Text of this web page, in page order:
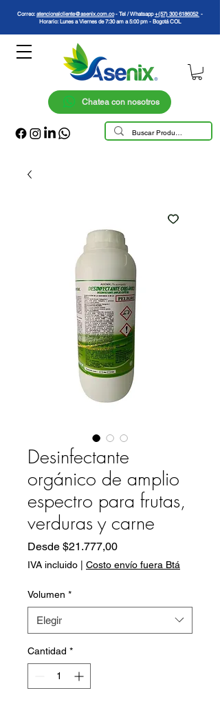
Correo: atencionalcliente@asenix.com.co - Tel / Whatsapp+(57) 300 6186052 -
Horario: Lunes a Viernes de 7:30 am a 5:00 pm - Bogotá COL
Chatea con nosotros
Desinfectante
orgánico de amplio
espectro para frutas,
verduras y carne
Desde $21.777,00Precio
oferta
IVA incluido Costo envío fuera Btá
Volumen *
Elegir
Cantidad *